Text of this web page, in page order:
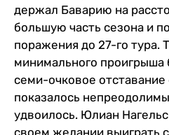
держал Баварию на
большую часть сезона и
поражения до 27-го тура.
минимального
семи-очковое
показалось
удвоилось. Юлиан
своем желании выиграть